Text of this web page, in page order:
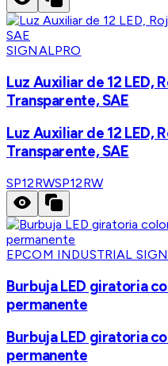
SIGNALPRO
Luz Auxiliar de 12 LED,
Transparente, SAE
Luz Auxiliar de 12 LED,
Transparente, SAE
SP12RWSP12RW
EPCOM INDUSTRIAL
Burbuja LED giratoria
permanente
Burbuja LED giratoria
permanente